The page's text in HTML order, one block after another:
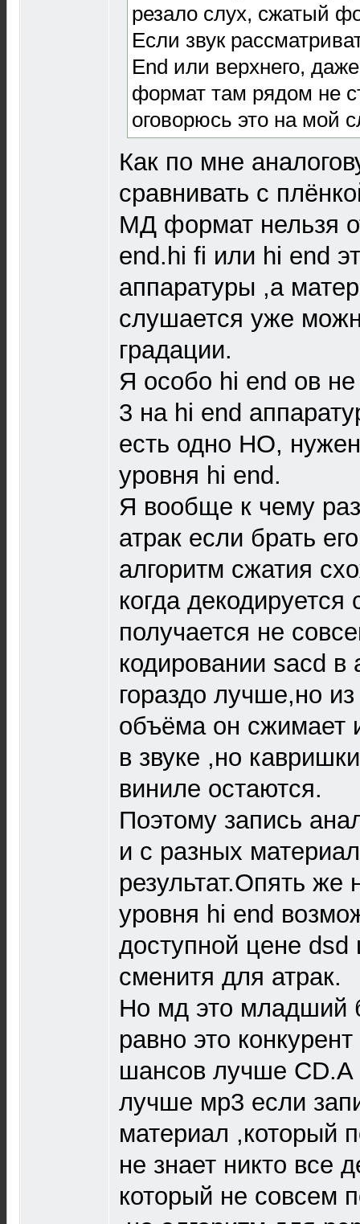
резало слух, сжатый
Если звук
End или верхнего,
формат там рядом не
оговорюсь это на мой
Как по мне
сравнивать с
МД формат нельзя
end.hi fi или hi end
аппаратуры ,а
слушается уже
градации.
Я особо hi end ов
3 на hi end
есть одно НО,
уровня hi end.
Я вообще к чему
атрак если брать
алгоритм сжатия
когда декодируется
получается не
кодировании sacd в
гораздо лучше,но
объёма он сжимает
в звуке ,но
виниле остаются.
Поэтому запись
и с разных
результат.Опять же
уровня hi end
доступной цене dsd
сменитя для атрак.
Но мд это младший
равно это
шансов лучше CD.А
лучше мр3 если
материал ,который
не знает никто все
который не совсем